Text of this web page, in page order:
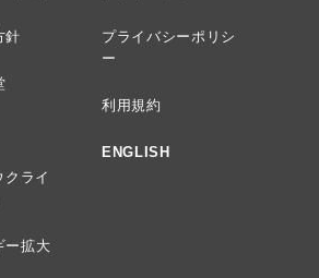
針
ライ
ー拡大
プライバシーポリシ
ー
利用規約
ENGLISH